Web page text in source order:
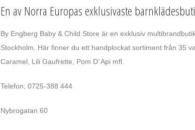
En av Norra Europas exklusivaste
By Engberg Baby & Child Store är en exklusiv
Stockholm. Här finner du ett handplockat sortiment från 35
Caramel, Lili Gaufrette, Pom D´Api mfl.
Telefon; 0725-388 444
Nybrogatan 60